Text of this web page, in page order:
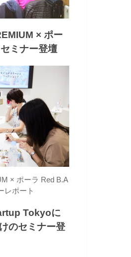
× ポー
ミナー登壇
× ポーラ Red B.A
レポート
Tokyoに
のセミナー登